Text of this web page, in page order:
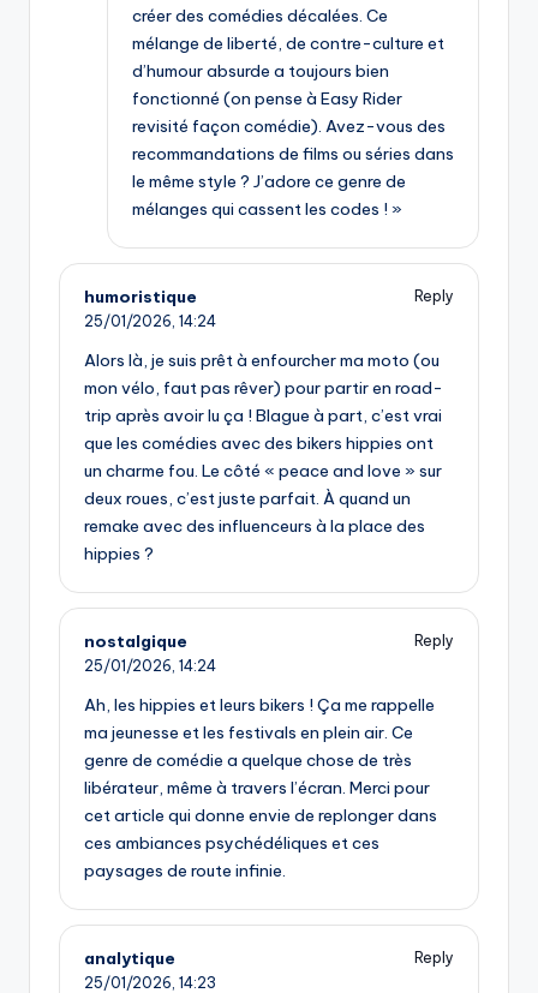
créer des comédies décalées. Ce
mélange de liberté, de contre-culture et
d’humour absurde a toujours bien
fonctionné (on pense à Easy Rider
revisité façon comédie). Avez-vous des
recommandations de films ou séries dans
le même style ? J’adore ce genre de
mélanges qui cassent les codes ! »
humoristique
Reply
25/01/2026, 14:24
Alors là, je suis prêt à enfourcher ma moto (ou
mon vélo, faut pas rêver) pour partir en road-
trip après avoir lu ça ! Blague à part, c’est vrai
que les comédies avec des bikers hippies ont
un charme fou. Le côté « peace and love » sur
deux roues, c’est juste parfait. À quand un
remake avec des influenceurs à la place des
hippies ?
nostalgique
Reply
25/01/2026, 14:24
Ah, les hippies et leurs bikers ! Ça me rappelle
ma jeunesse et les festivals en plein air. Ce
genre de comédie a quelque chose de très
libérateur, même à travers l’écran. Merci pour
cet article qui donne envie de replonger dans
ces ambiances psychédéliques et ces
paysages de route infinie.
analytique
Reply
25/01/2026, 14:23